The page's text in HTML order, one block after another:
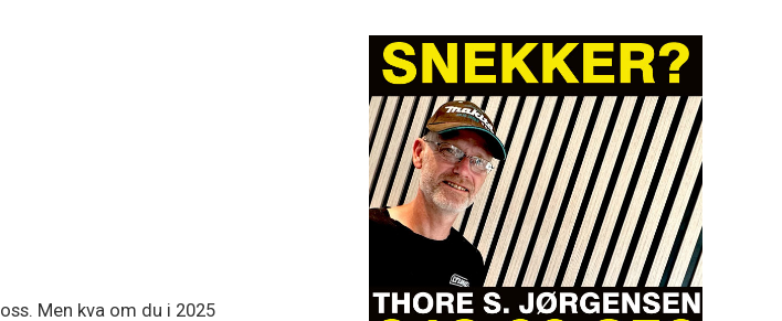
Men kva om du i 2025